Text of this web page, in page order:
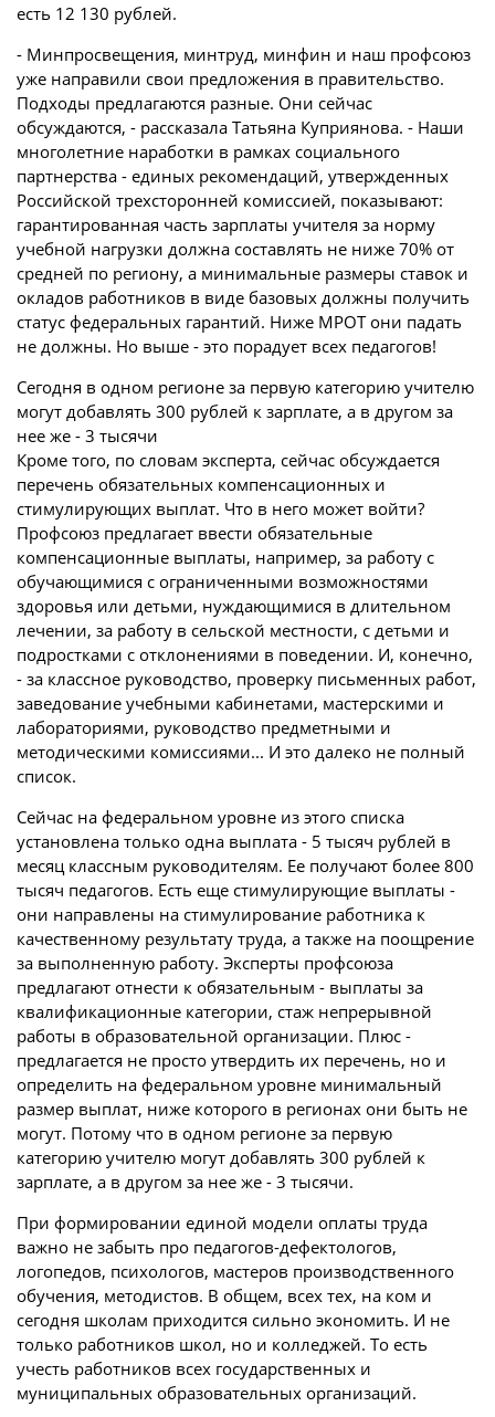
есть 12 130 рублей.
- Минпросвещения, минтруд, минфин и наш профсоюз
уже направили свои предложения в правительство.
Подходы предлагаются разные. Они сейчас
обсуждаются, - рассказала Татьяна Куприянова. - Наши
многолетние наработки в рамках социального
партнерства - единых рекомендаций, утвержденных
Российской трехсторонней комиссией, показывают:
гарантированная часть зарплаты учителя за норму
учебной нагрузки должна составлять не ниже 70% от
средней по региону, а минимальные размеры ставок и
окладов работников в виде базовых должны получить
статус федеральных гарантий. Ниже МРОТ они падать
не должны. Но выше - это порадует всех педагогов!
Сегодня в одном регионе за первую категорию учителю
могут добавлять 300 рублей к зарплате, а в другом за
нее же - 3 тысячи
Кроме того, по словам эксперта, сейчас обсуждается
перечень обязательных компенсационных и
стимулирующих выплат. Что в него может войти?
Профсоюз предлагает ввести обязательные
компенсационные выплаты, например, за работу с
обучающимися с ограниченными возможностями
здоровья или детьми, нуждающимися в длительном
лечении, за работу в сельской местности, с детьми и
подростками с отклонениями в поведении. И, конечно,
- за классное руководство, проверку письменных работ,
заведование учебными кабинетами, мастерскими и
лабораториями, руководство предметными и
методическими комиссиями... И это далеко не полный
список.
Сейчас на федеральном уровне из этого списка
установлена только одна выплата - 5 тысяч рублей в
месяц классным руководителям. Ее получают более 800
тысяч педагогов. Есть еще стимулирующие выплаты -
они направлены на стимулирование работника к
качественному результату труда, а также на поощрение
за выполненную работу. Эксперты профсоюза
предлагают отнести к обязательным - выплаты за
квалификационные категории, стаж непрерывной
работы в образовательной организации. Плюс -
предлагается не просто утвердить их перечень, но и
определить на федеральном уровне минимальный
размер выплат, ниже которого в регионах они быть не
могут. Потому что в одном регионе за первую
категорию учителю могут добавлять 300 рублей к
зарплате, а в другом за нее же - 3 тысячи.
При формировании единой модели оплаты труда
важно не забыть про педагогов-дефектологов,
логопедов, психологов, мастеров производственного
обучения, методистов. В общем, всех тех, на ком и
сегодня школам приходится сильно экономить. И не
только работников школ, но и колледжей. То есть
учесть работников всех государственных и
муниципальных образовательных организаций.